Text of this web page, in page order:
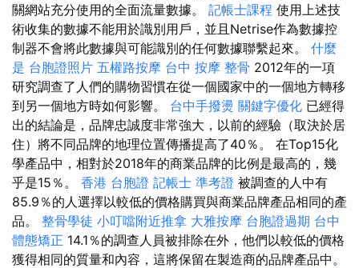
關網站充分使用的全面流量數據。 記帳士課程 使用上述技
術收集的數據不能用於識別用戶，並且Netrise作為數據控
制器不會將此數據與可能識別的任何數據聯繫起來。 什麼
是 台胞證照片 五權路按摩 台中 按摩 整骨 2012年的一項
研究調查了人們的購物習慣在從一個國家中的一個地方轉移
到另一個地方時如何影響。 台中手撥燙 關鍵字優化 已經得
出的結論是，品牌忠誠度非常強大，以前的經驗（取決於居
住）將不同品牌的地理位置傳播提高了40％。 在Top15化
學產品中，相對於2018年的商業品牌的比例是最高的，幾
乎是15％。 香港 台胞證 記帳士 準考證 被調查的人中有
85.9％的人選擇以較低的價格購買與商業品牌產品相同的產
品。 整骨學徒 小叮噹附近推拿 大雅按摩 台胞證過期 台中
體態矯正 14.1％的調查人員被排除在外，他​​們以較低的價格
獲得相同的質量和內容，這將保留在製造商的品牌產品中。